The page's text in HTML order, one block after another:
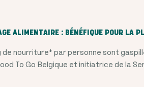
ALIMENTAIRE : BÉNÉFIQUE POUR LA
de nourriture* par personne sont
To Go Belgique et initiatrice de la